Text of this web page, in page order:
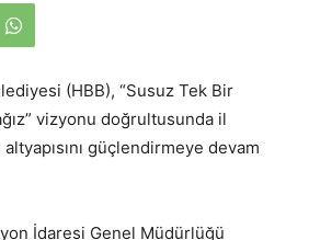
(HBB), “Susuz Tek Bir
vizyonu doğrultusunda il
güçlendirmeye devam
İdaresi Genel Müdürlüğü